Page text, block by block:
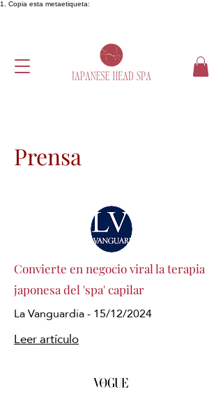
1. Copia esta metaetiqueta:
Prensa
Convierte en negocio viral la terapia
japonesa del 'spa' capilar
La Vanguardia - 15/12/2024
Leer artículo